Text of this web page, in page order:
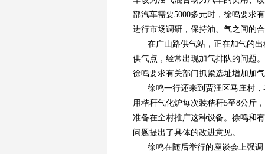
部汽车需要5000多元时，徐鸣要求
进行市场调研，保持油、气之间的合
在广山路供气站，正在加气的
供气点，经常出现加气排队的问题
徐鸣要求有关部门抓紧选址增加加
徐鸣一行还来到贾汪区马庄村
用秸秆气化炉每次装秸秆5至8公斤
准备在全村推广这种设备。徐鸣和
问题提出了具体的改进意见。
徐鸣在随后举行的座谈会上强